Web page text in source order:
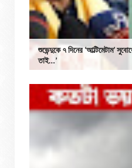
শুভেন্দুকে ৭ দিনের ‘আল্টিমেটাম’
তাই…’